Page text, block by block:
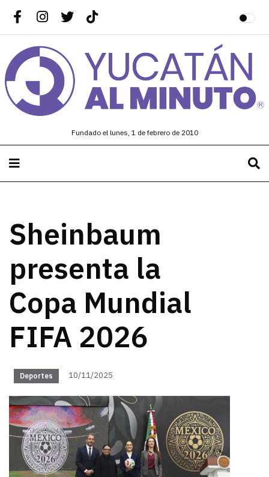
Fundado el lunes, 1 de febrero de 2010
Sheinbaum
presenta la
Copa Mundial
FIFA 2026
Deportes 10/11/2025